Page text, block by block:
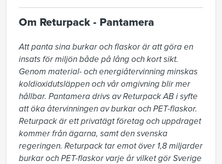
Om Returpack - Pantamera
Att panta sina burkar och flaskor är att göra en
insats för miljön både på lång och kort sikt.
Genom material- och energiåtervinning minskas
koldioxidutsläppen och vår omgivning blir mer
hållbar. Pantamera drivs av Returpack AB i syfte
att öka återvinningen av burkar och PET-flaskor.
Returpack är ett privatägt företag och uppdraget
kommer från ägarna, samt den svenska
regeringen. Returpack tar emot över 1,8 miljarder
burkar och PET-flaskor varje år vilket gör Sverige